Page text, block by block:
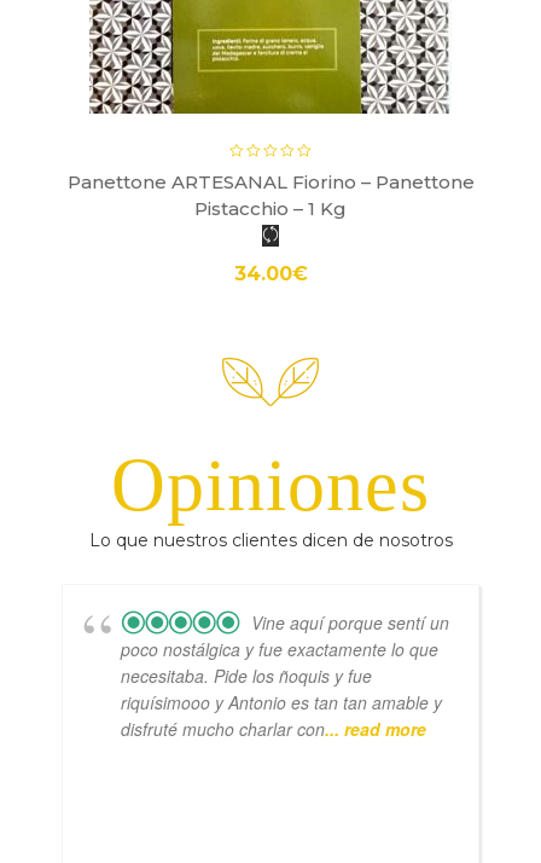
Panettone ARTESANAL Fiorino – Panettone
Pistacchio – 1 Kg
34.00€
Opiniones
Lo que nuestros clientes dicen de nosotros
Vine aquí porque sentí un
poco nostálgica y fue exactamente lo que
necesitaba. Pide los ñoquis y fue
riquísimooo y Antonio es tan tan amable y
disfruté mucho charlar con... read more